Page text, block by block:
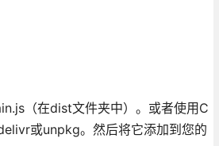
（在dist文件夹中）。或者使用C
或unpkg。然后将它添加到您的